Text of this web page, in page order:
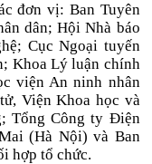
đơn vị: Ban Tuyên
dân; Hội Nhà báo
Cục Ngoại tuyến
Khoa Lý luận chính
viện An ninh nhân
Viện Khoa học và
Tổng Công ty Điện
(Hà Nội) và Ban
hợp tổ chức.